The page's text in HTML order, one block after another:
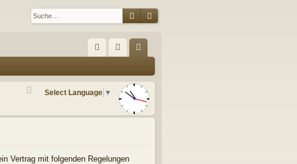
SucheErweiterte Suche
Q m
el
ist
rie
Select Language ▼
Vertrag mit folgenden Regelungen